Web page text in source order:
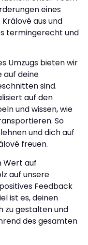
eines
aus und
termingerecht und
Umzugs bieten wir
auf deine
sind.
auf den
und wissen, wie
So
und dich auf
freuen.
Wert auf
auf unsere
Feedback
ist es, deinen
zu gestalten und
des gesamten